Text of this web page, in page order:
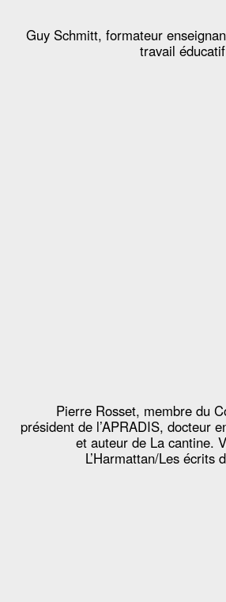
Guy Schmitt, formateur
travail
Pierre Rosset, membre du
président de l’APRADIS, docteur
et auteur de La cantine.
L’Harmattan/Les écrits